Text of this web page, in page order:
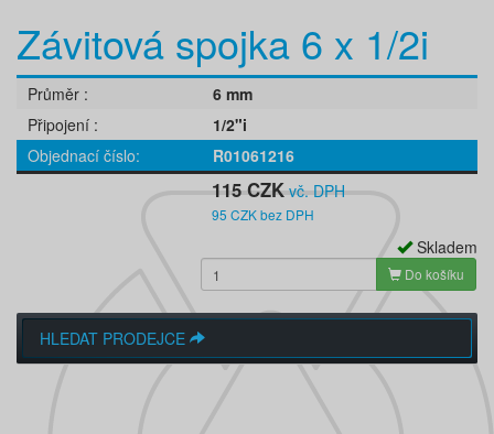
Závitová spojka 6 x 1/2i
Průměr
6 mm
Připojení
1/2"i
Objednací číslo
R01061216
115 CZK vč. DPH
95 CZK bez DPH
Skladem
Do košíku
HLEDAT PRODEJCE